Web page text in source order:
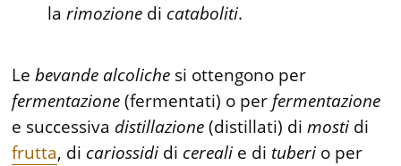
larimozione di cataboliti.
Lebevande alcoliche si ottengono per
fermentazione(fermentati) o per fermentazione
e successiva distillazione(distillati) dimosti di
frutta, di cariossidi di cereali e di tuberi o per